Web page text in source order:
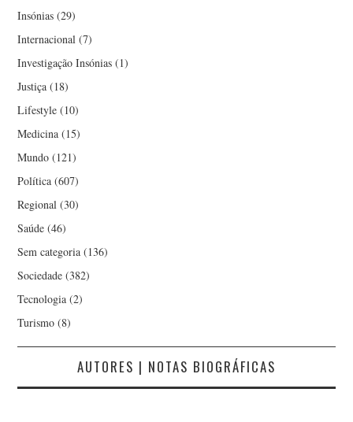
MARGARIDA MANO
MARIA CRUZ
MARIELLA AUGUSTA
MÁRIO NUNO NEVES
MARTHA MENDES
MAYKE
MONICA SABROSA
NARCISO MIRANDA
NORBERTO VALÉRIO
Insónias (29)
Internacional (7)
Investigação Insónias (1)
Justiça (18)
Lifestyle (10)
Medicina (15)
Mundo (121)
Política (607)
Regional (30)
Saúde (46)
Sem categoria (136)
Sociedade (382)
Tecnologia (2)
Turismo (8)
AUTORES | NOTAS BIOGRÁFICAS